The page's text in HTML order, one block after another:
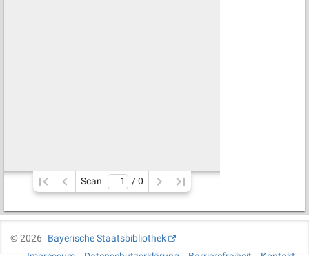
Scan / 0
©2026
Bayerische Staatsbibliothek